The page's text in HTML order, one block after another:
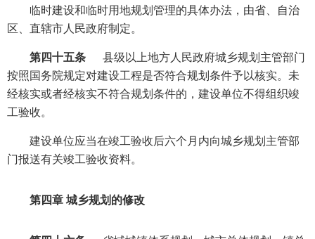
临时建设和临时用地规划管理的具体办法，由省、自治
区、直辖市人民政府制定。
第四十五条
县级以上地方人民政府城乡规划主管部门
按照国务院规定对建设工程是否符合规划条件予以核实。未
经核实或者经核实不符合规划条件的，建设单位不得组织竣
工验收。
建设单位应当在竣工验收后六个月内向城乡规划主管部
门报送有关竣工验收资料。
第四章 城乡规划的修改